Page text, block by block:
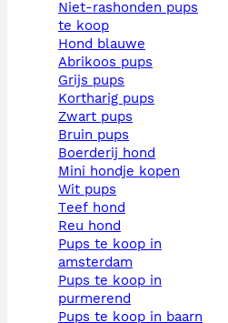
niet-rashonden pups
te koop
hond blauwe
abrikoos pups
grijs pups
kortharig pups
zwart pups
bruin pups
boerderij hond
mini hondje kopen
wit pups
teef hond
reu hond
pups te koop in
amsterdam
pups te koop in
purmerend
pups te koop in baarn